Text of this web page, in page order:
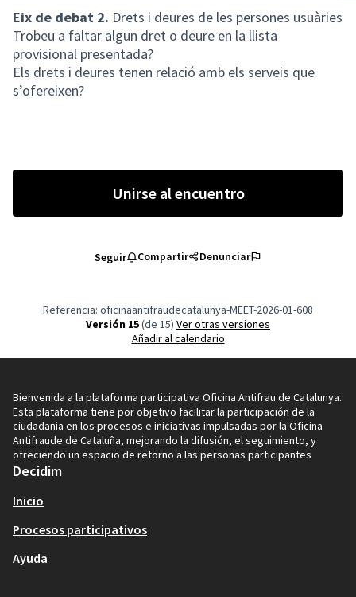
Eix de debat 2. Drets i deures de les persones usuàries
Trobeu a faltar algun dret o deure en la llista
provisional presentada?
Els drets i deures tenen relació amb els serveis que
s’ofereixen?
Unirse al encuentro
Seguir Compartir Denunciar
Referencia: oficinaantifraudecatalunya-MEET-2026-01-608
Versión 15(de 15)
ver otras versiones
Añadir al calendario
Bienvenida a la plataforma participativa Oficina Antifrau de Catalunya.
Esta plataforma tiene por objetivo facilitar la participación de la
ciudadania en los procesos e iniciativas impulsadas por la Oficina
Antifraude de Cataluña, mejorando la difusión, el seguimiento, y
ofreciendo un espacio de retorno a las personas participantes
Decidim
Inicio
Procesos participativos
Ayuda